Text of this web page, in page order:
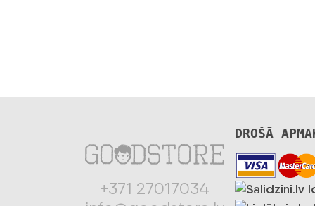
+371 27017034
DROŠĀ